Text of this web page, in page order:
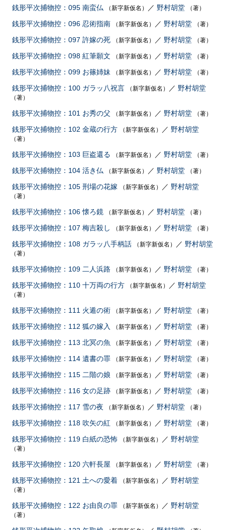
銭形平次捕物控：095 南蛮仏 （新字新仮名） ／ 野村胡堂 （著）
銭形平次捕物控：096 忍術指南 （新字新仮名） ／ 野村胡堂 （著）
銭形平次捕物控：097 許嫁の死 （新字新仮名） ／ 野村胡堂 （著）
銭形平次捕物控：098 紅筆願文 （新字新仮名） ／ 野村胡堂 （著）
銭形平次捕物控：099 お篠姉妹 （新字新仮名） ／ 野村胡堂 （著）
銭形平次捕物控：100 ガラッ八祝言 （新字新仮名） ／ 野村胡堂
（著）
銭形平次捕物控：101 お秀の父 （新字新仮名） ／ 野村胡堂 （著）
銭形平次捕物控：102 金蔵の行方 （新字新仮名） ／ 野村胡堂
（著）
銭形平次捕物控：103 巨盗還る （新字新仮名） ／ 野村胡堂 （著）
銭形平次捕物控：104 活き仏 （新字新仮名） ／ 野村胡堂 （著）
銭形平次捕物控：105 刑場の花嫁 （新字新仮名） ／ 野村胡堂
（著）
銭形平次捕物控：106 懐ろ鏡 （新字新仮名） ／ 野村胡堂 （著）
銭形平次捕物控：107 梅吉殺し （新字新仮名） ／ 野村胡堂 （著）
銭形平次捕物控：108 ガラッ八手柄話 （新字新仮名） ／ 野村胡堂
（著）
銭形平次捕物控：109 二人浜路 （新字新仮名） ／ 野村胡堂 （著）
銭形平次捕物控：110 十万両の行方 （新字新仮名） ／ 野村胡堂
（著）
銭形平次捕物控：111 火遁の術 （新字新仮名） ／ 野村胡堂 （著）
銭形平次捕物控：112 狐の嫁入 （新字新仮名） ／ 野村胡堂 （著）
銭形平次捕物控：113 北冥の魚 （新字新仮名） ／ 野村胡堂 （著）
銭形平次捕物控：114 遺書の罪 （新字新仮名） ／ 野村胡堂 （著）
銭形平次捕物控：115 二階の娘 （新字新仮名） ／ 野村胡堂 （著）
銭形平次捕物控：116 女の足跡 （新字新仮名） ／ 野村胡堂 （著）
銭形平次捕物控：117 雪の夜 （新字新仮名） ／ 野村胡堂 （著）
銭形平次捕物控：118 吹矢の紅 （新字新仮名） ／ 野村胡堂 （著）
銭形平次捕物控：119 白紙の恐怖 （新字新仮名） ／ 野村胡堂
（著）
銭形平次捕物控：120 六軒長屋 （新字新仮名） ／ 野村胡堂 （著）
銭形平次捕物控：121 土への愛着 （新字新仮名） ／ 野村胡堂
（著）
銭形平次捕物控：122 お由良の罪 （新字新仮名） ／ 野村胡堂
（著）